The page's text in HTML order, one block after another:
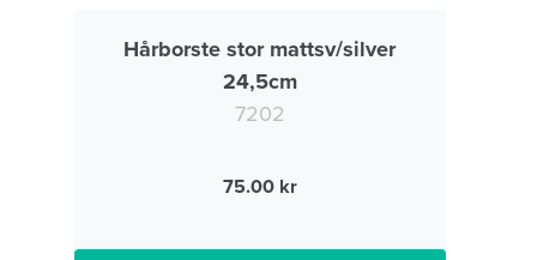
Hårborste stor mattsv/silver
24,5cm
7202
75.00